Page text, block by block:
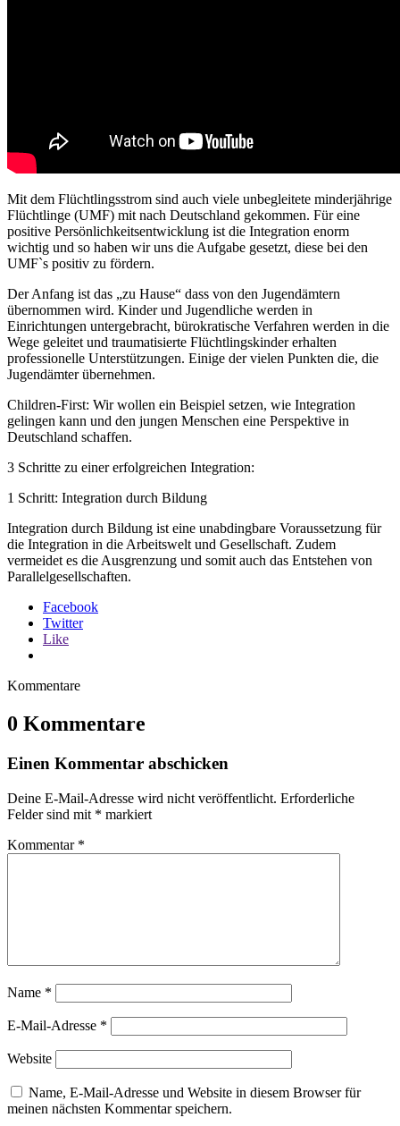
Mit dem Flüchtlingsstrom sind auch viele unbegleitete minderjährige
Flüchtlinge (UMF) mit nach Deutschland gekommen. Für eine
positive Persönlichkeitsentwicklung ist die Integration enorm
wichtig und so haben wir uns die Aufgabe gesetzt, diese bei den
UMF`s positiv zu fördern.
Der Anfang ist das „zu Hause“ dass von den Jugendämtern
übernommen wird. Kinder und Jugendliche werden in
Einrichtungen untergebracht, bürokratische Verfahren werden in die
Wege geleitet und traumatisierte Flüchtlingskinder erhalten
professionelle Unterstützungen. Einige der vielen Punkten die, die
Jugendämter übernehmen.
Children-First: Wir wollen ein Beispiel setzen, wie Integration
gelingen kann und den jungen Menschen eine Perspektive in
Deutschland schaffen.
3 Schritte zu einer erfolgreichen Integration:
1 Schritt: Integration durch Bildung
Integration durch Bildung ist eine unabdingbare Voraussetzung für
die Integration in die Arbeitswelt und Gesellschaft. Zudem
vermeidet es die Ausgrenzung und somit auch das Entstehen von
Parallelgesellschaften.
Facebook
Twitter
Like
Kommentare
0 Kommentare
Einen Kommentar abschicken
Deine E-Mail-Adresse wird nicht veröffentlicht. Erforderliche
Felder sind mit * markiert
Kommentar *
Name *
E-Mail-Adresse *
Website
Name, E-Mail-Adresse und Website in diesem Browser für
meinen nächsten Kommentar speichern.